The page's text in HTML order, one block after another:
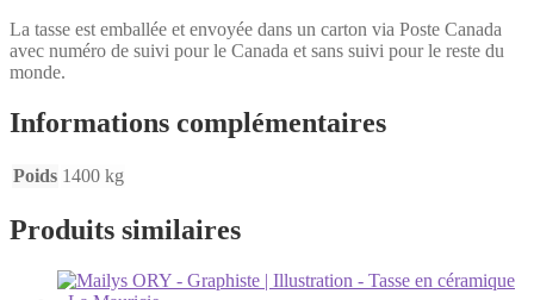
La tasse est emballée et envoyée dans un carton via Poste Canada
avec numéro de suivi pour le Canada et sans suivi pour le reste du
monde.
Informations complémentaires
Poids 1400 kg
Produits similaires